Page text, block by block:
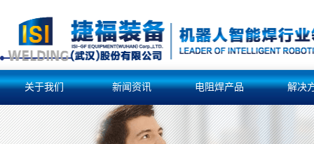
关于我们 新闻资讯 电阻焊产品 解决